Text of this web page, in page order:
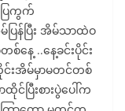
ြကွက်
ြန်ပြီး အိမ်သာထဲဝ
နေ့ ..နေ့ခင်းပိုင်း
းအိမ်မှာမတင်တစ်
ပြီးစားပွဲပေါ်က